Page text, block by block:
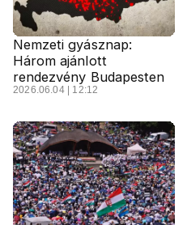
Nemzeti gyásznap:
Három ajánlott
rendezvény Budapesten
2026.06.04 | 12:12